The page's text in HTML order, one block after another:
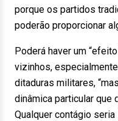
porque os partidos
poderão proporcionar
Poderá haver um
vizinhos,
ditaduras militares,
dinâmica particular que
Qualquer contágio seria